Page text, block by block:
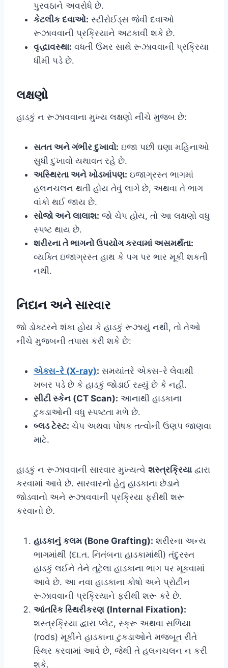
પુરવઠાને અવરોધે છે.
કેટલીક દવાઓ: સ્ટીરોઈડ્સ જેવી દવાઓ
રૂઝાવવાની પ્રક્રિયાને અટકાવી શકે છે.
વૃદ્ધાવસ્થા: વધતી ઉંમર સાથે રૂઝાવવાની પ્રક્રિયા
ધીમી પડે છે.
લક્ષણો
હાડકું ન રૂઝાવવાના મુખ્ય લક્ષણો નીચે મુજબ છે:
સતત અને ગંભીર દુખાવો: ઇજા પછી ઘણા મહિનાઓ
સુધી દુખાવો યથાવત રહે છે.
અસ્થિરતા અને ખોડખાંપણ: ઇજાગ્રસ્ત ભાગમાં
હલનચલન થતી હોય તેવું લાગે છે, અથવા તે ભાગ
વાંકો થઈ જાય છે.
સોજો અને લાલાશ: જો ચેપ હોય, તો આ લક્ષણો વધુ
સ્પષ્ટ થાય છે.
શરીરના તે ભાગનો ઉપયોગ કરવામાં અસમર્થતા:
વ્યક્તિ ઇજાગ્રસ્ત હાથ કે પગ પર ભાર મૂકી શકતી
નથી.
નિદાન અને સારવાર
જો ડોક્ટરને શંકા હોય કે હાડકું રૂઝાયું નથી, તો તેઓ
નીચે મુજબની તપાસ કરી શકે છે:
એક્સ-રે (X-ray): સમયાંતરે એક્સ-રે લેવાથી
ખબર પડે છે કે હાડકું જોડાઈ રહ્યું છે કે નહીં.
સીટી સ્કેન (CT Scan): આનાથી હાડકાના
ટુકડાઓની વધુ સ્પષ્ટતા મળે છે.
બ્લડ ટેસ્ટ: ચેપ અથવા પોષક તત્વોની ઉણપ જાણવા
માટે.
હાડકું ન રૂઝાવવાની સારવાર મુખ્યત્વે શસ્ત્રક્રિયાદ્વારા
કરવામાં આવે છે. સારવારનો હેતુ હાડકાના છેડાને
જોડવાનો અને રૂઝાવવાની પ્રક્રિયા ફરીથી શરૂ
કરવાનો છે.
હાડકાનું કલમ (Bone Grafting): શરીરના અન્ય
ભાગમાંથી (દા.ત. નિતંબના હાડકામાંથી) તંદુરસ્ત
હાડકું લઈને તેને તૂટેલા હાડકાના ભાગ પર મૂકવામાં
આવે છે. આ નવા હાડકાના કોષો અને પ્રોટીન
રૂઝાવવાની પ્રક્રિયાને ફરીથી શરૂ કરે છે.
આંતરિક સ્થિરીકરણ (Internal Fixation):
શસ્ત્રક્રિયા દ્વારા પ્લેટ, સ્ક્રૂ અથવા સળિયા
(rods) મૂકીને હાડકાના ટુકડાઓને મજબૂત રીતે
સ્થિર કરવામાં આવે છે, જેથી તે હલનચલન ન કરી
શકે.